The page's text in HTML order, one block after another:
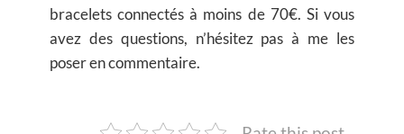
bracelets connectés à moins de 70€. Si vous
avez des questions, n’hésitez pas à me les
poser en commentaire.